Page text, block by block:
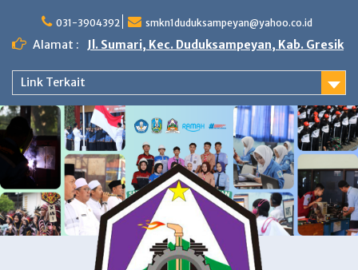
content
031-3904392 smkn1duduksampeyan@yahoo.co.id
Alamat : Jl. Sumari, Kec. Duduksampeyan, Kab. Gresik
Link Terkait